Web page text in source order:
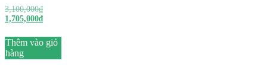
3,100,000₫
1,705,000₫
Thêm vào giỏ
hàng